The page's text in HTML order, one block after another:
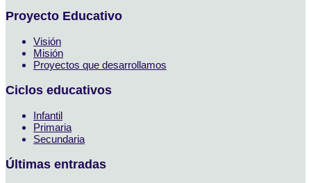
Proyecto Educativo
Visión
Misión
Proyectos que desarrollamos
Ciclos educativos
Infantil
Primaria
Secundaria
Últimas entradas